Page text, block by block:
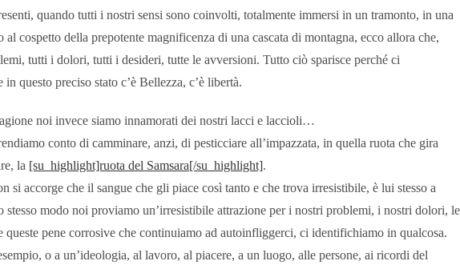
quando tutti i nostri sensi sono coinvolti, totalmente immersi in un tramonto, in una
cospetto della prepotente magnificenza di una cascata di montagna, ecco allora che,
tutti i dolori, tutti i desideri, tutte le avversioni. Tutto ciò sparisce perché ci
questo preciso stato c’è Bellezza, c’è libertà.
noi invece siamo innamorati dei nostri lacci e laccioli…
conto di camminare, anzi, di pesticciare all’impazzata, in quella ruota che gira
la [su_highlight]ruota del Samsara[/su_highlight].
si accorge che il sangue che gli piace così tanto e che trova irresistibile, è lui stesso a
modo noi proviamo un’irresistibile attrazione per i nostri problemi, i nostri dolori, le
pene corrosive che continuiamo ad autoinfliggerci, ci identifichiamo in qualcosa.
o a un’ideologia, al lavoro, al piacere, a un luogo, alle persone, ai ricordi del